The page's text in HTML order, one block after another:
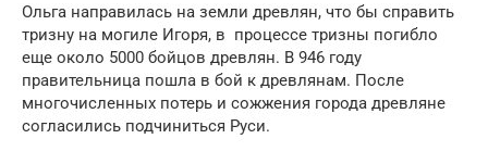
Ольга направилась на земли древлян, что бы справить
тризну на могиле Игоря, в процессе тризны погибло
еще около 5000 бойцов древлян. В 946 году
правительница пошла в бой к древлянам. После
многочисленных потерь и сожжения города древляне
согласились подчиниться Руси.